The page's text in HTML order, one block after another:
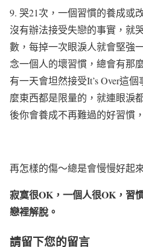
9. 哭21次，一個習慣的養成或
沒有辦法接受失戀的事實，就
數，每掉一次眼淚人就會堅強
念一個人的壞習慣，總會有那
有一天會坦然接受It’s Over這個
麼東西都是限量的，就連眼淚
後你會養成不再難過的好習慣
再怎樣的傷～總是會慢慢好起
寂寞很OK，一個人很OK，習
戀裡解脫。
請留下您的留言